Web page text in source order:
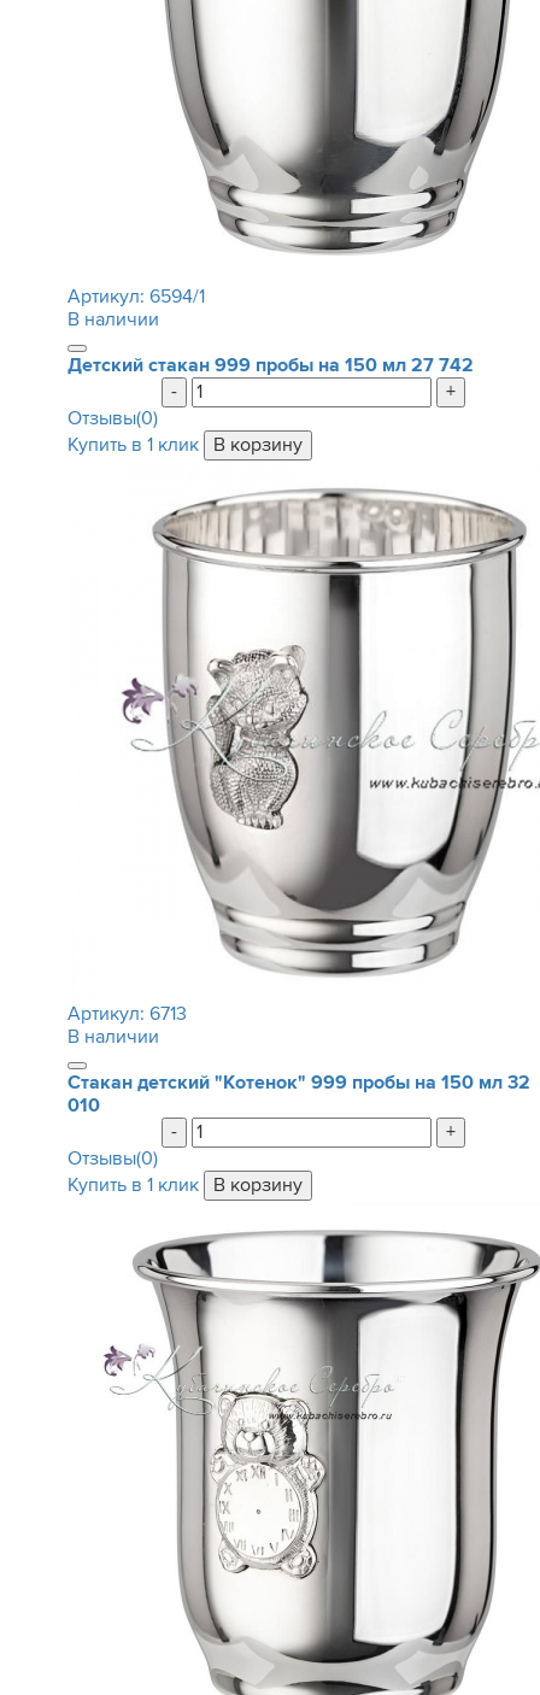
Артикул: 6594/1
В наличии
Детский стакан 999 пробы на 150 мл 27 742
-
+
Отзывы(0)
Купить в 1 клик
Артикул: 6713
В наличии
Стакан детский "Котенок" 999 пробы на 150 мл 32
010
-
+
Отзывы(0)
Купить в 1 клик